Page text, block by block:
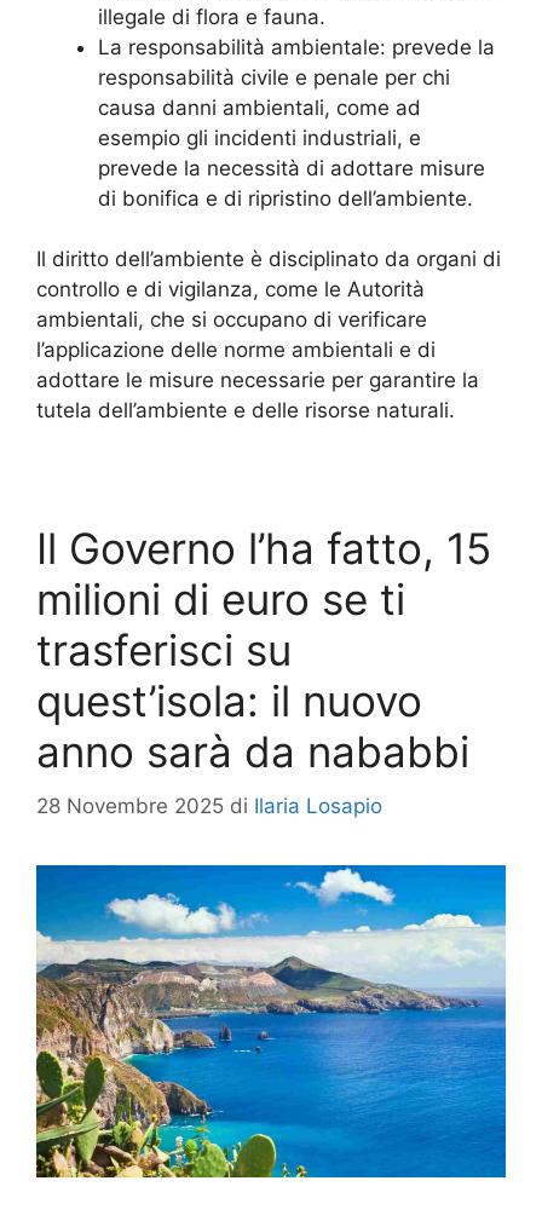
illegale di flora e fauna.
La responsabilità ambientale: prevede la
responsabilità civile e penale per chi
causa danni ambientali, come ad
esempio gli incidenti industriali, e
prevede la necessità di adottare misure
di bonifica e di ripristino dell’ambiente.
Il diritto dell’ambiente è disciplinato da organi di
controllo e di vigilanza, come le Autorità
ambientali, che si occupano di verificare
l’applicazione delle norme ambientali e di
adottare le misure necessarie per garantire la
tutela dell’ambiente e delle risorse naturali.
Il Governo l’ha fatto, 15
milioni di euro se ti
trasferisci su
quest’isola: il nuovo
anno sarà da nababbi
28 Novembre 2025 di Ilaria Losapio